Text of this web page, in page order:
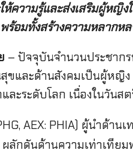
ความรู้และส่งเสริมผู้หญิ
อมทั้งสร้างความหลากหล
– ปัจจุบันจำนวนประชาก
ขและด้านสังคมเป็นผู้หญิ
ะระดับโลก เนื่องในวันส
AEX: PHIA) ผู้นำด้า
ลักดันด้านความเท่าเทีย